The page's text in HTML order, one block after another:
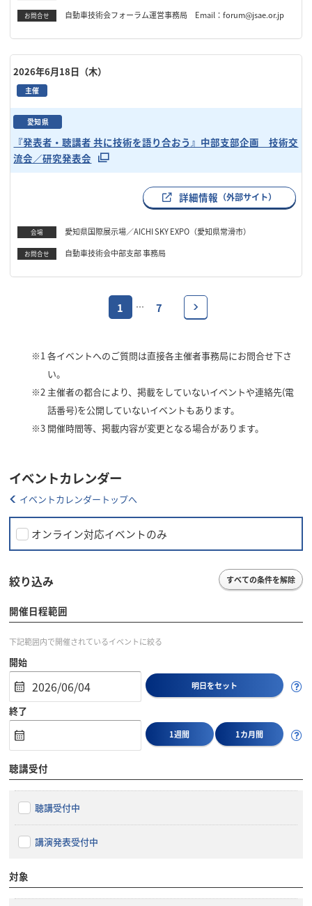
お問合せ 自動車技術会フォーラム運営事務局 Email：forum@jsae.or.jp
2026年6月18日（木）
主催
愛知県
『発表者・聴講者 共に技術を語り合おう』中部支部企画 技術交
流会／研究発表会
詳細情報 （外部サイト）
会場 愛知県国際展示場／AICHI SKY EXPO（愛知県常滑市）
お問合せ 自動車技術会中部支部 事務局
1 … 7
※1各イベントへのご質問は直接各主催者事務局にお問合せ下さ
い。
※2 主催者の都合により、掲載をしていないイベントや連絡先(電
話番号)を公開していないイベントもあります。
※3 開催時間等、掲載内容が変更となる場合があります。
イベントカレンダー
イベントカレンダートップへ
オンライン対応イベントのみ
絞り込み すべての条件を解除
開催日程範囲
下記範囲内で開催されているイベントに絞る
開始
明日をセット
終了
1週間 1カ月間
聴講受付
聴講受付中
講演発表受付中
対象